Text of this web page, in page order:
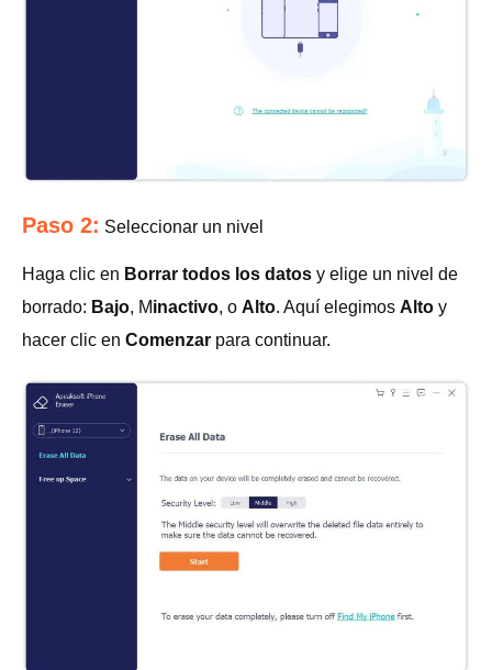
Paso 2: Seleccionar un nivel
Haga clic en Borrar todos los datos y elige un nivel de
borrado: Bajo, Minactivo, o Alto. Aquí elegimos Alto y
hacer clic en Comenzar para continuar.